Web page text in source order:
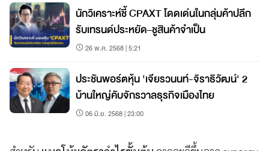
นักวิเคราะห์ชี้ CPAXT โดดเด่นในกลุ่มค้าปลีก
รับเทรนด์ประหยัด–ชูสินค้าจำเป็น
26 พ.ค. 2568 | 5:21
ประชันพอร์ตหุ้น 'เจียรวนนท์-จิราธิวัฒน์' 2
บ้านใหญ่คับจักรวาลธุรกิจเมืองไทย
06 มิ.ย. 2568 | 23:00